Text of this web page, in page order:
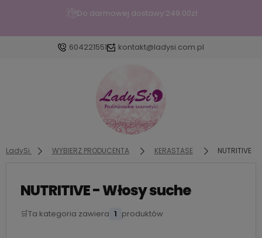
Do darmowej dostawy:249.00zł
604221551 kontakt@ladysi.com.pl
Zaloguj się
Załóż konto
Wybierz coś dla siebie z naszej aktualnej oferty lub
zaloguj się, aby przywrócić dodane produkty do
LadySi WYBIERZ PRODUCENTA KERASTASE NUTRITIVE
NUTRITIVE - Włosy suche
🛒Ta kategoria zawiera 1 produktów